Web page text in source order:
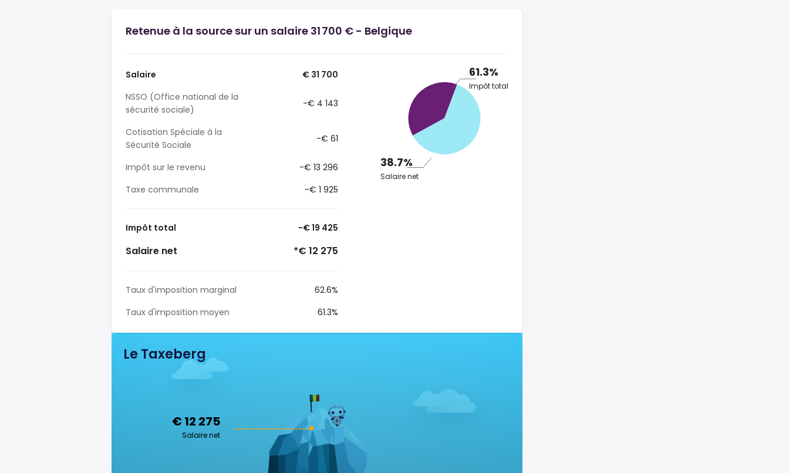
Retenue à la source sur un salaire 31 700 € - Belgique
Salaire
€ 31 700
NSSO (Office national de la
sécurité sociale)
-€ 4 143
Cotisation Spéciale à la
Sécurité Sociale
-€ 61
Impôt sur le revenu
-€ 13 296
Taxe communale
-€ 1 925
Impôt total -€ 19 425
Salaire net *€ 12 275
Taux d'imposition marginal
62.6%
Taux d'imposition moyen
61.3%
61.3%
Impôt total
38.7%
Salaire net
Le Taxeberg
€ 12 275
Salaire net